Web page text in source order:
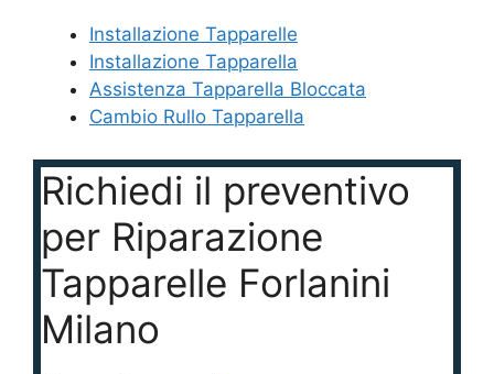
Installazione Tapparelle
Installazione Tapparella
Assistenza Tapparella Bloccata
Cambio Rullo Tapparella
Richiedi il preventivo
per Riparazione
Tapparelle Forlanini
Milano